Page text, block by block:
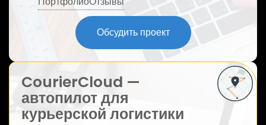
Обсудить проект
CourierCloud —
автопилот для
курьерской логистики